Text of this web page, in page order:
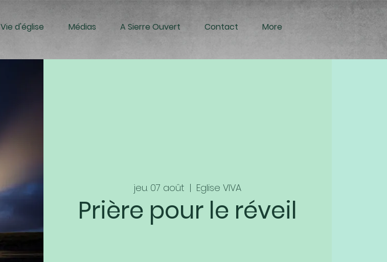
Vie d'église Médias A Sierre Ouvert Contact More
jeu. 07 août
  |
Eglise VIVA
Prière pour le réveil